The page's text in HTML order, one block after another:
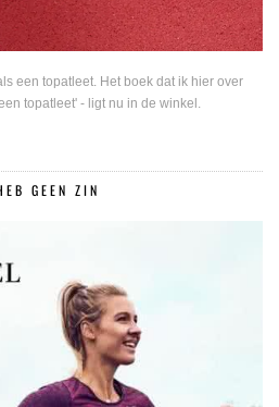
een topatleet. Het boek dat ik hier over
topatleet' - ligt nu in de winkel.
GEEN ZIN